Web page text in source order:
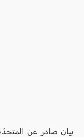
بيان صادر عن